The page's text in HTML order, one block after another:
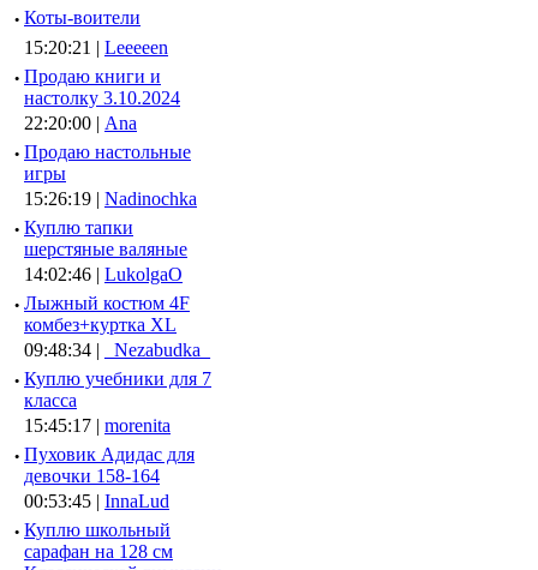
· Коты-воители
15:20:21 | Leeeeen
· Продаю книги и
настолку 3.10.2024
22:20:00 | Ana
· Продаю настольные
игры
15:26:19 | Nadinochka
· Куплю тапки
шерстяные валяные
14:02:46 | LukolgaO
· Лыжный костюм 4F
комбез+куртка XL
09:48:34 |
_Nezabudka_
· Куплю учебники для 7
класса
15:45:17 | morenita
· Пуховик Адидас для
девочки 158-164
00:53:45 | InnaLud
· Куплю школьный
сарафан на 128 см